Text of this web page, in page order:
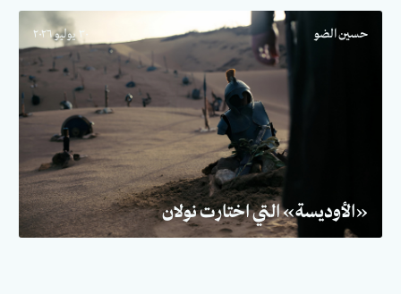
حسين الضو ٣٠ يوليو ٢٠٢٦
«الأوديسة» التي اختارت نولان